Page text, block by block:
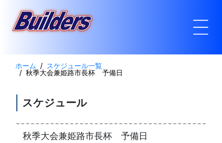
ホーム
スケジュール一覧
秋季大会兼姫路市長杯 予備日
スケジュール
秋季大会兼姫路市長杯 予備日